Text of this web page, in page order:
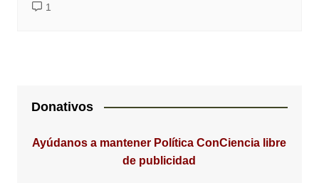
1
Donativos
Ayúdanos a mantener Política ConCiencia libre
de publicidad